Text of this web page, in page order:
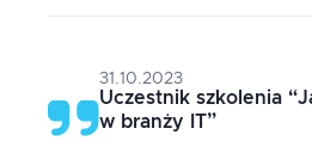
31.10.2023
Uczestnik szkolenia “
w branży IT”